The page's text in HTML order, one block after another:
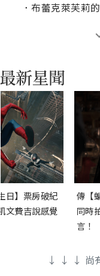
． 布蕾克萊芙莉的回
日】票房破紀
文費吉說感覺
傳【
同時
言！
↓ ↓ ↓ 尚